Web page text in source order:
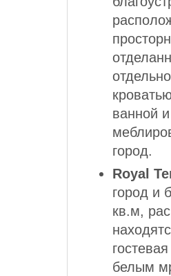
ванной
город.
Royal
город и
кв.м,
белым